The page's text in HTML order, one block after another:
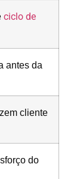
ciclo de
antes da
cliente
do